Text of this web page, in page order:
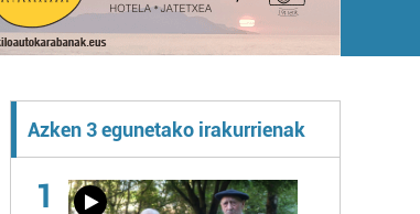
Azken 3 egunetako irakurrienak
1